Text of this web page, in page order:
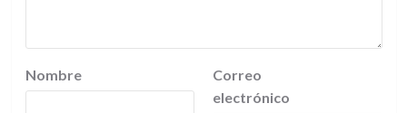
Nombre
Correo
electrónico